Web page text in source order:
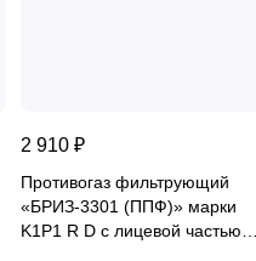
2 910 ₽
Противогаз фильтрующий
«БРИЗ-3301 (ППФ)» марки
K1P1 R D с лицевой частью